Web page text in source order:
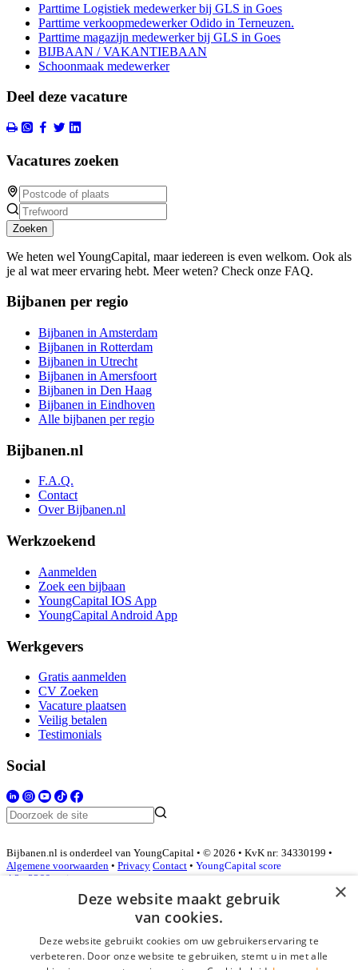
Parttime Logistiek medewerker bij GLS in Goes
Parttime verkoopmedewerker Odido in Terneuzen.
Parttime magazijn medewerker bij GLS in Goes
BIJBAAN / VAKANTIEBAAN
Schoonmaak medewerker
Deel deze vacature
Vacatures zoeken
Zoeken
We heten wel YoungCapital, maar iedereen is even welkom. Ook als
je al wat meer ervaring hebt. Meer weten? Check onze FAQ.
Bijbanen per regio
Bijbanen in Amsterdam
Bijbanen in Rotterdam
Bijbanen in Utrecht
Bijbanen in Amersfoort
Bijbanen in Den Haag
Bijbanen in Eindhoven
Alle bijbanen per regio
Bijbanen.nl
F.A.Q.
Contact
Over Bijbanen.nl
Werkzoekend
Aanmelden
Zoek een bijbaan
YoungCapital IOS App
YoungCapital Android App
Werkgevers
Gratis aanmelden
CV Zoeken
Vacature plaatsen
Veilig betalen
Testimonials
Social
Bijbanen.nl is onderdeel van YoungCapital • © 2026 • KvK nr: 34330199 •
Algemene voorwaarden • Privacy Contact • YoungCapital score
4.3 - 3366 reviews
Inloggen als bedrijf
*
×
Deze website maakt gebruik
van cookies.
Deze website gebruikt cookies om uw gebruikerservaring te
verbeteren. Door onze website te gebruiken, stemt u in met alle